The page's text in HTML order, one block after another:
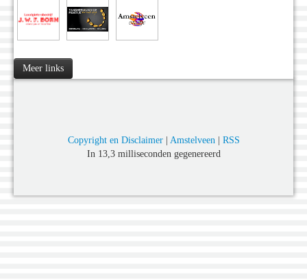
Meer links
Copyright en Disclaimer| Amstelveen| RSS
In 13,3 milliseconden gegenereerd